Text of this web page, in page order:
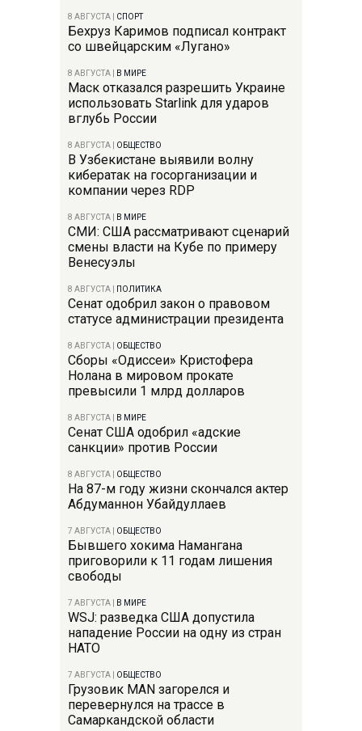
8 АВГУСТА СПОРТ
Бехруз Каримов подписал контракт
со швейцарским «Лугано»
8 АВГУСТА В МИРЕ
Маск отказался разрешить Украине
использовать Starlink для ударов
вглубь России
8 АВГУСТА ОБЩЕСТВО
В Узбекистане выявили волну
кибератак на госорганизации и
компании через RDP
8 АВГУСТА В МИРЕ
СМИ: США рассматривают сценарий
смены власти на Кубе по примеру
Венесуэлы
8 АВГУСТА ПОЛИТИКА
Сенат одобрил закон о правовом
статусе администрации президента
8 АВГУСТА ОБЩЕСТВО
Сборы «Одиссеи» Кристофера
Нолана в мировом прокате
превысили 1 млрд долларов
8 АВГУСТА В МИРЕ
Сенат США одобрил «адские
санкции» против России
8 АВГУСТА ОБЩЕСТВО
На 87-м году жизни скончался актер
Абдуманнон Убайдуллаев
7 АВГУСТА ОБЩЕСТВО
Бывшего хокима Намангана
приговорили к 11 годам лишения
свободы
7 АВГУСТА В МИРЕ
WSJ: разведка США допустила
нападение России на одну из стран
НАТО
7 АВГУСТА ОБЩЕСТВО
Грузовик MAN загорелся и
перевернулся на трассе в
Самаркандской области